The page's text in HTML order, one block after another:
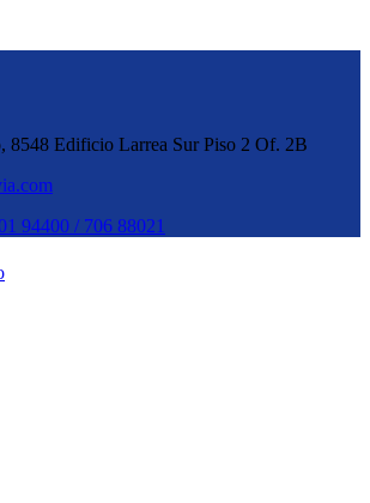
8548 Edificio Larrea Sur Piso 2 Of. 2B
94400 / 706 88021